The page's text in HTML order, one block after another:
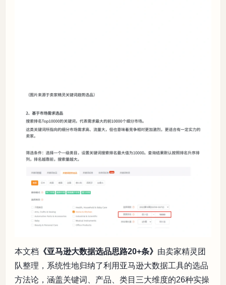
本文档 《亚马逊大数据选品思路20+条》 由卖家精灵团
队整理，系统性地归纳了利用亚马逊大数据工具的选品
方法论，涵盖关键词、产品、类目三大维度的26种实操